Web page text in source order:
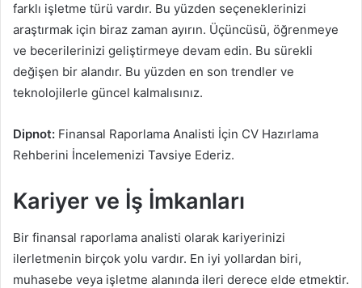
farklı işletme türü vardır. Bu yüzden seçeneklerinizi
araştırmak için biraz zaman ayırın. Üçüncüsü, öğrenmeye
ve becerilerinizi geliştirmeye devam edin. Bu sürekli
değişen bir alandır. Bu yüzden en son trendler ve
teknolojilerle güncel kalmalısınız.
Dipnot: Finansal Raporlama Analisti İçin CV Hazırlama
Rehberini İncelemenizi Tavsiye Ederiz.
Kariyer ve İş İmkanları
Bir finansal raporlama analisti olarak kariyerinizi
ilerletmenin birçok yolu vardır. En iyi yollardan biri,
muhasebe veya işletme alanında ileri derece elde etmektir.